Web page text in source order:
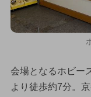
会場となるホビー
より徒歩約7分。